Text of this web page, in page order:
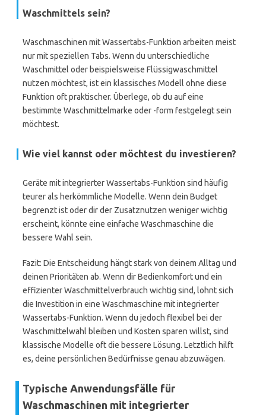
Waschmittels sein?
Waschmaschinen mit Wassertabs-Funktion arbeiten meist
nur mit speziellen Tabs. Wenn du unterschiedliche
Waschmittel oder beispielsweise Flüssigwaschmittel
nutzen möchtest, ist ein klassisches Modell ohne diese
Funktion oft praktischer. Überlege, ob du auf eine
bestimmte Waschmittelmarke oder -form festgelegt sein
möchtest.
Wie viel kannst oder möchtest du investieren?
Geräte mit integrierter Wassertabs-Funktion sind häufig
teurer als herkömmliche Modelle. Wenn dein Budget
begrenzt ist oder dir der Zusatznutzen weniger wichtig
erscheint, könnte eine einfache Waschmaschine die
bessere Wahl sein.
Fazit: Die Entscheidung hängt stark von deinem Alltag und
deinen Prioritäten ab. Wenn dir Bedienkomfort und ein
effizienter Waschmittelverbrauch wichtig sind, lohnt sich
die Investition in eine Waschmaschine mit integrierter
Wassertabs-Funktion. Wenn du jedoch flexibel bei der
Waschmittelwahl bleiben und Kosten sparen willst, sind
klassische Modelle oft die bessere Lösung. Letztlich hilft
es, deine persönlichen Bedürfnisse genau abzuwägen.
Typische Anwendungsfälle für
Waschmaschinen mit integrierter